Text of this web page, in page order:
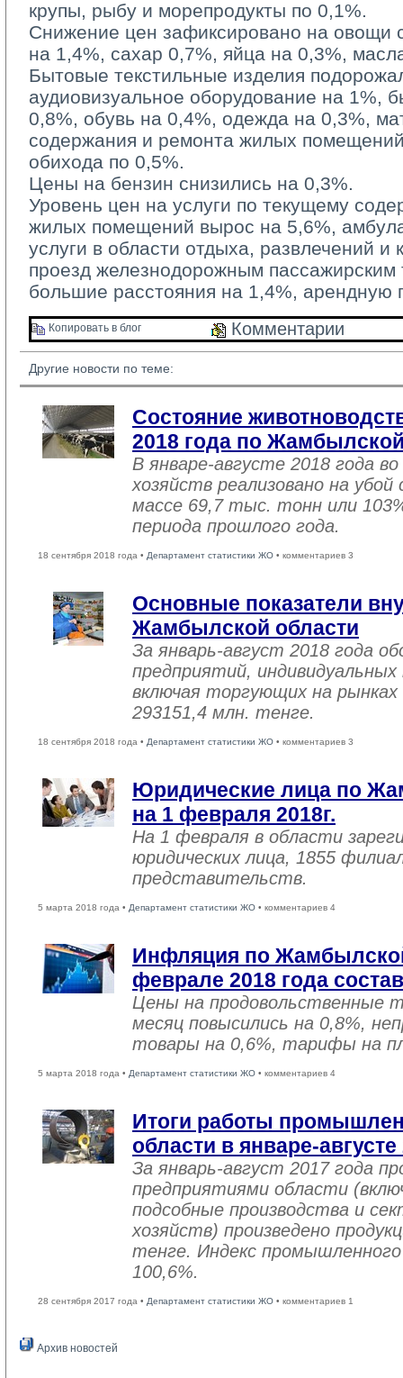
крупы, рыбу и морепродукты по 0,1%.
Снижение цен зафиксировано на овощи
на 1,4%, сахар 0,7%, яйца на 0,3%,
Бытовые текстильные изделия
аудиовизуальное оборудование на 1%,
0,8%, обувь на 0,4%, одежда на 0,3%,
содержания и ремонта жилых
обихода по 0,5%.
Цены на бензин снизились на 0,3%.
Уровень цен на услуги по текущему
жилых помещений вырос на 5,6%,
услуги в области отдыха, развлечений и
проезд железнодорожным пассажирским
большие расстояния на 1,4%, арендную
Копировать в блог Комментарии
Другие новости по теме:
Состояние
2018 года по
В январе-августе 2018 года
хозяйств реализовано на
массе 69,7 тыс. тонн или
периода прошлого года.
18 сентября 2018 года • Департамент статистики ЖО • комментариев 3
Основные показатели
Жамбылской области
За январь-август 2018 года
предприятий,
включая торгующих на рынках
293151,4 млн. тенге.
18 сентября 2018 года • Департамент статистики ЖО • комментариев 3
Юридические лица по
на 1 февраля 2018г.
На 1 февраля в области
юридических лица, 1855
представительств.
5 марта 2018 года • Департамент статистики ЖО • комментариев 4
Инфляция по
феврале 2018 года
Цены на продовольственные
месяц повысились на 0,8%,
товары на 0,6%, тарифы на
5 марта 2018 года • Департамент статистики ЖО • комментариев 4
Итоги работы
области в январе-августе
За январь-август 2017 года
предприятиями области
подсобные производства и
хозяйств) произведено
тенге. Индекс
100,6%.
28 сентября 2017 года • Департамент статистики ЖО • комментариев 1
Архив новостей